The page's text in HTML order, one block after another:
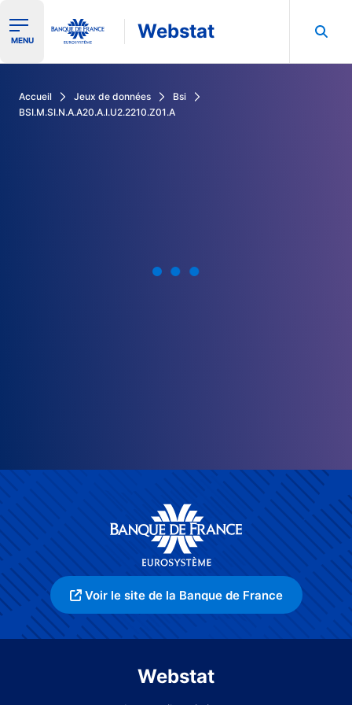
Ouvrir le menu de navigation
MENU Webstat
Accueil Jeux de données
Bsi
BSI.M.SI.N.A.A20.A.I.U2.2210.Z01.A
Voir le site de la Banque de France
Webstat